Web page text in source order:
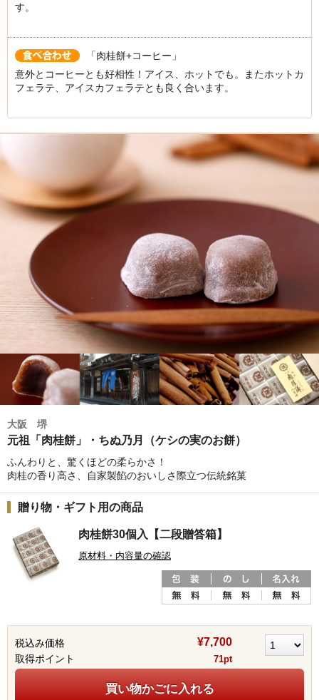
す。
「肉桂餅+コーヒー」
意外とコーヒーとも好相性！アイス、ホットでも。またホットカ
フェラテ、アイスカフェラテとも良く合います。
大阪 堺
元祖「肉桂餅」・ちぬ乃月（ケシの実のお餅）
ふんわりと、驚くほどの柔らかさ！
肉桂の香り高さ、自家製餡のおいしさ際立つ伝統銘菓
贈り物・ギフト用の商品
肉桂餅30個入【二段贈答箱】
原材料・内容量の確認
税込み価格 ¥7,700
取得ポイント 71pt
買い物かごに入れる